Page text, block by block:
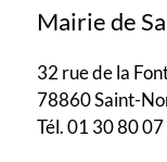
Mairie de
32 rue de la
78860 Saint-
Tél. 01 30 80